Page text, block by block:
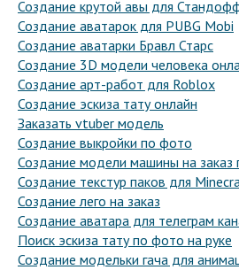
Создание крутой авы для
Создание аватарок для PUBG Mobi
Создание аватарки Бравл Старс
Создание 3D модели человека
Создание арт-работ для Roblox
Создание эскиза тату онлайн
Заказать vtuber модель
Создание выкройки по фото
Создание модели машины на заказ
Создание текстур паков для
Создание лего на заказ
Создание аватара для телеграм
Поиск эскиза тату по фото на руке
Создание модельки гача для